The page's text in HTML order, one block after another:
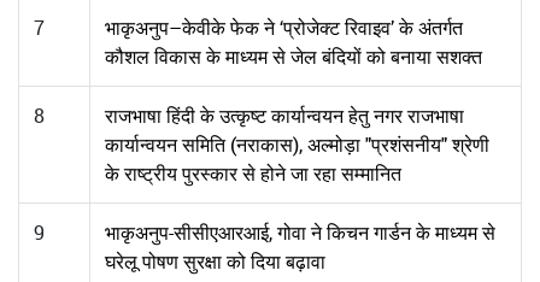
7
भाकृअनुप–केवीके फेक ने ‘प्रोजेक्ट रिवाइव’ के अंतर्गत
कौशल विकास के माध्यम से जेल बंदियों को बनाया सशक्त
8
राजभाषा हिंदी के उत्कृष्ट कार्यान्वयन हेतु नगर राजभाषा
कार्यान्वयन समिति (नराकास), अल्मोड़ा "प्रशंसनीय" श्रेणी
के राष्ट्रीय पुरस्कार से होने जा रहा सम्मानित
9
भाकृअनुप-सीसीएआरआई, गोवा ने किचन गार्डन के माध्यम से
घरेलू पोषण सुरक्षा को दिया बढ़ावा